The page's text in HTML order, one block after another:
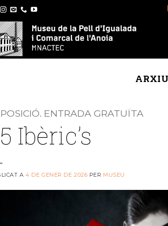
ENTRADA GRATUÏTA
Ibèric’s
A4 DE GENER DE 2026 PER MUSEU